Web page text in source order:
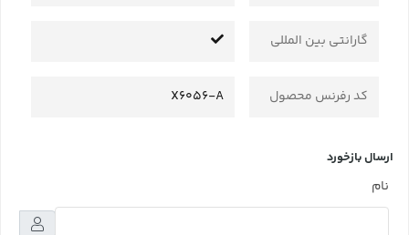
گارانتی بین المللی
کد رفرنس محصول X6056-A
ارسال بازخورد
نام